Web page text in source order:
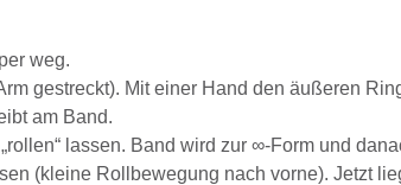
weg.
gestreckt). Mit einer Hand den äußeren
am Band.
lassen. Band wird zur ∞-Form und
(kleine Rollbewegung nach vorne). Jetzt